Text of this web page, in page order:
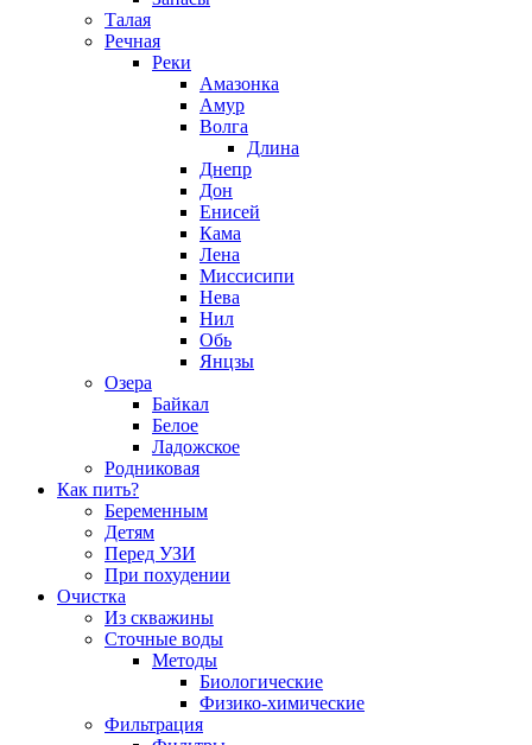
Талая
Речная
Реки
Амазонка
Амур
Волга
Длина
Днепр
Дон
Енисей
Кама
Лена
Миссисипи
Нева
Нил
Обь
Янцзы
Озера
Байкал
Белое
Ладожское
Родниковая
Как пить?
Беременным
Детям
Перед УЗИ
При похудении
Очистка
Из скважины
Сточные воды
Методы
Биологические
Физико-химические
Фильтрация